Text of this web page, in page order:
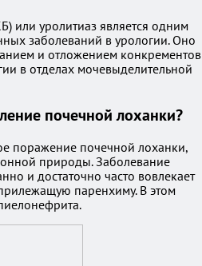
или уролитиаз является одним
заболеваний в урологии. Оно
и отложением конкрементов
в отделах мочевыделительной
почечной лоханки?
поражение почечной лоханки,
природы. Заболевание
и достаточно часто вовлекает
паренхиму. В этом